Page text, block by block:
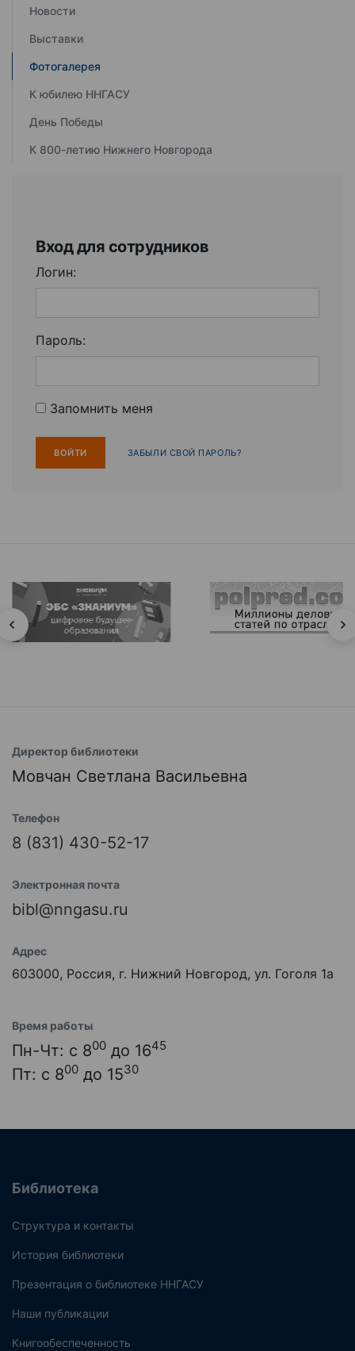
Новости
Выставки
Фотогалерея
К юбилею ННГАСУ
День Победы
К 800-летию Нижнего Новгорода
Вход для сотрудников
Логин:
Пароль:
Запомнить меня
ЗАБЫЛИ СВОЙ ПАРОЛЬ?
Директор библиотеки
Мовчан Светлана Васильевна
Телефон
8 (831) 430-52-17
Электронная почта
bibl@nngasu.ru
Адрес
603000, Россия, г. Нижний Новгород, ул. Гоголя 1а
Время работы
Пн-Чт: с 800 до 1645
Пт: с 800 до 1530
Библиотека
Структура и контакты
История библиотеки
Презентация о библиотеке ННГАСУ
Наши публикации
Книгообеспеченность